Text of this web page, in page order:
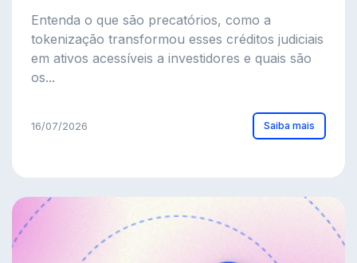
Entenda o que são precatórios, como a
tokenização transformou esses créditos judiciais
em ativos acessíveis a investidores e quais são
os...
16/07/2026 Saiba mais